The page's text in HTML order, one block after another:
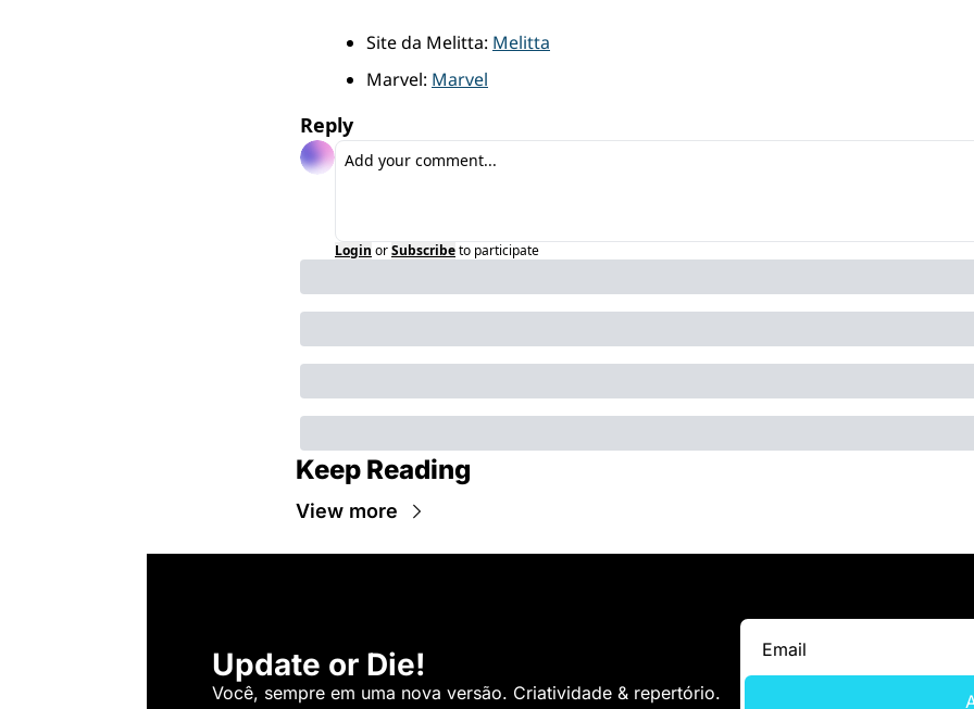
Site da Melitta: Melitta
Marvel: Marvel
Reply
Login orSubscribeto participate
Keep Reading
View more
Update or Die!
Você, sempre em uma nova versão. Criatividade & repertório.